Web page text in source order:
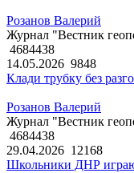
Розанов Валерий
Журнал "Вестник
4684438
14.05.2026 9848
Клади трубку без
Розанов Валерий
Журнал "Вестник
4684438
29.04.2026 12168
Школьники ДНР